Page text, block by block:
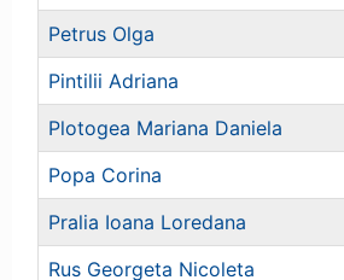
Petrus Olga
Pintilii Adriana
Plotogea Mariana Daniela
Popa Corina
Pralia Ioana Loredana
Rus Georgeta Nicoleta